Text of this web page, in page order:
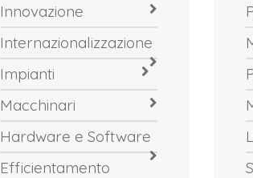
Innovazione
Internazionalizzazione
Impianti
Macchinari
Hardware e Software
Efficientamento